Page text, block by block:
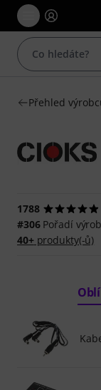
Přehled
1788
#306Pořadí
40+produkty(-ů)